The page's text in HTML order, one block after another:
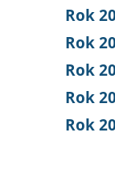
Rok
Rok
Rok
Rok
Rok